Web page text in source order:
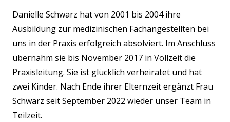
Danielle Schwarz hat von 2001 bis 2004 ihre
Ausbildung zur medizinischen Fachangestellten bei
uns in der Praxis erfolgreich absolviert. Im Anschluss
übernahm sie bis November 2017 in Vollzeit die
Praxisleitung. Sie ist glücklich verheiratet und hat
zwei Kinder. Nach Ende ihrer Elternzeit ergänzt Frau
Schwarz seit September 2022 wieder unser Team in
Teilzeit.